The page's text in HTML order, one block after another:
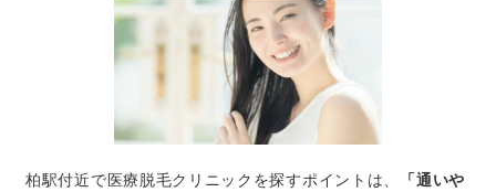
柏駅付近で医療脱毛クリニックを探すポイントは、
「通いや